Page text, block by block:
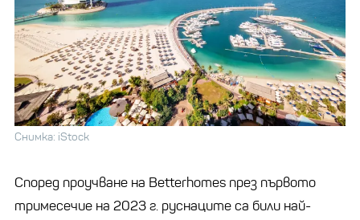
Снимка: iStock
Според проучване на Betterhomes през първото
тримесечие на 2023 г. руснаците са били най-